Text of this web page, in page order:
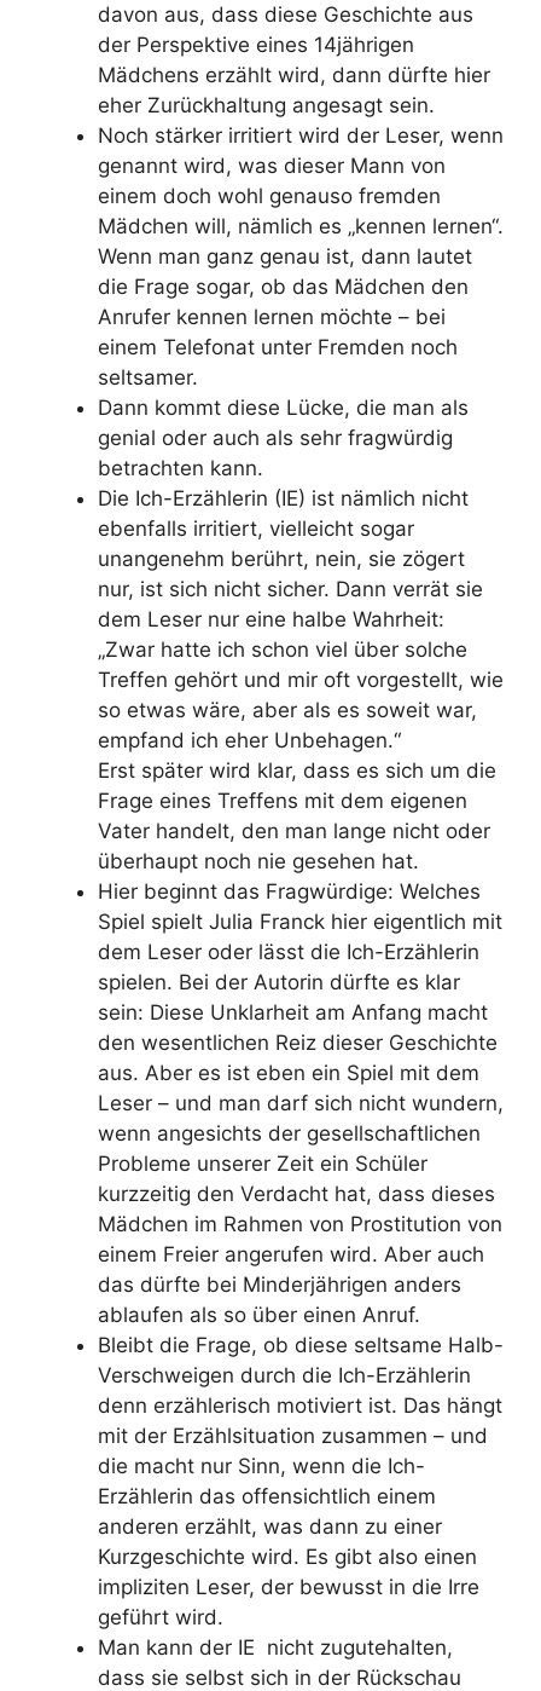
davon aus, dass diese Geschichte aus
der Perspektive eines 14jährigen
Mädchens erzählt wird, dann dürfte hier
eher Zurückhaltung angesagt sein.
Noch stärker irritiert wird der Leser, wenn
genannt wird, was dieser Mann von
einem doch wohl genauso fremden
Mädchen will, nämlich es „kennen lernen“.
Wenn man ganz genau ist, dann lautet
die Frage sogar, ob das Mädchen den
Anrufer kennen lernen möchte – bei
einem Telefonat unter Fremden noch
seltsamer.
Dann kommt diese Lücke, die man als
genial oder auch als sehr fragwürdig
betrachten kann.
Die Ich-Erzählerin (IE) ist nämlich nicht
ebenfalls irritiert, vielleicht sogar
unangenehm berührt, nein, sie zögert
nur, ist sich nicht sicher. Dann verrät sie
dem Leser nur eine halbe Wahrheit:
„Zwar hatte ich schon viel über solche
Treffen gehört und mir oft vorgestellt, wie
so etwas wäre, aber als es soweit war,
empfand ich eher Unbehagen.“
Erst später wird klar, dass es sich um die
Frage eines Treffens mit dem eigenen
Vater handelt, den man lange nicht oder
überhaupt noch nie gesehen hat.
Hier beginnt das Fragwürdige: Welches
Spiel spielt Julia Franck hier eigentlich mit
dem Leser oder lässt die Ich-Erzählerin
spielen. Bei der Autorin dürfte es klar
sein: Diese Unklarheit am Anfang macht
den wesentlichen Reiz dieser Geschichte
aus. Aber es ist eben ein Spiel mit dem
Leser – und man darf sich nicht wundern,
wenn angesichts der gesellschaftlichen
Probleme unserer Zeit ein Schüler
kurzzeitig den Verdacht hat, dass dieses
Mädchen im Rahmen von Prostitution von
einem Freier angerufen wird. Aber auch
das dürfte bei Minderjährigen anders
ablaufen als so über einen Anruf.
Bleibt die Frage, ob diese seltsame Halb-
Verschweigen durch die Ich-Erzählerin
denn erzählerisch motiviert ist. Das hängt
mit der Erzählsituation zusammen – und
die macht nur Sinn, wenn die Ich-
Erzählerin das offensichtlich einem
anderen erzählt, was dann zu einer
Kurzgeschichte wird. Es gibt also einen
impliziten Leser, der bewusst in die Irre
geführt wird.
Man kann der IE nicht zugutehalten,
dass sie selbst sich in der Rückschau